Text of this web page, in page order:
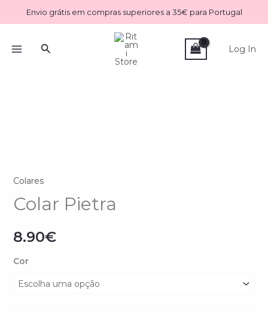
to
Envio grátis em compras superiores a 35€ para Portugal
Search Log In
Colares
Colar Pietra
8.90€
Cor